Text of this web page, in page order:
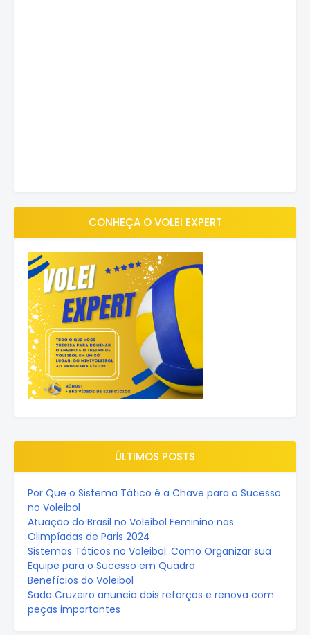
CONHEÇA O VOLEI EXPERT
ÚLTIMOS POSTS
Por Que o Sistema Tático é a Chave para o Sucesso
no Voleibol
Atuação do Brasil no Voleibol Feminino nas
Olimpíadas de Paris 2024
Sistemas Táticos no Voleibol: Como Organizar sua
Equipe para o Sucesso em Quadra
Benefícios do Voleibol
Sada Cruzeiro anuncia dois reforços e renova com
peças importantes